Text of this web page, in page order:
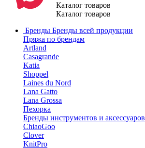
Каталог товаров
Каталог товаров
Бренды Бренды всей продукции
Пряжа по брендам
Artland
Casagrande
Katia
Shoppel
Laines du Nord
Lana Gatto
Lana Grossa
Пехорка
Бренды инструментов и аксессуаров
ChiaoGoo
Clover
KnitPro